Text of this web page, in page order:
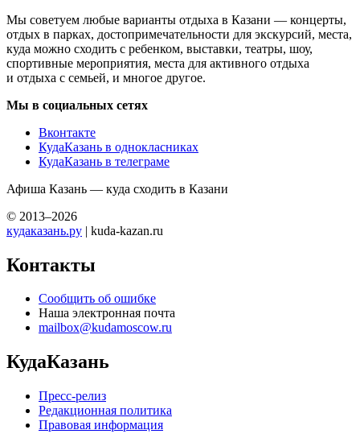
Мы советуем любые варианты отдыха в Казани — концерты,
отдых в парках, достопримечательности для экскурсий, места,
куда можно сходить с ребенком, выставки, театры, шоу,
спортивные мероприятия, места для активного отдыха
и отдыха с семьей, и многое другое.
Мы в социальных сетях
Вконтакте
КудаКазань в однокласниках
КудаКазань в телеграме
Афиша Казань — куда сходить в Казани
© 2013–2026
кудаказань.ру | kuda-kazan.ru
Контакты
Сообщить об ошибке
Наша электронная почта
mailbox@kudamoscow.ru
КудаКазань
Пресс-релиз
Редакционная политика
Правовая информация